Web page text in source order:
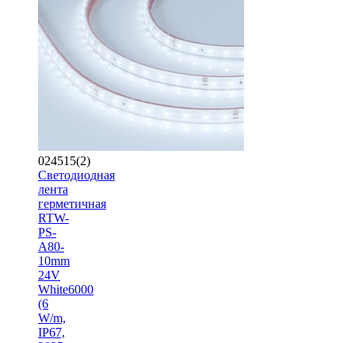
024515(2)
Светодиодная
лента
герметичная
RTW-
PS-
A80-
10mm
24V
White6000
(6
W/m,
IP67,